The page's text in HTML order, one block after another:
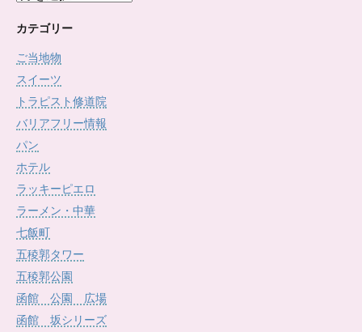
カ
ブ
カテゴリー
ご当地物
スイーツ
トラピスト修道院
バリアフリー情報
パン
ホテル
ラッキーピエロ
ラーメン・中華
七飯町
五稜郭タワー
五稜郭公園
函館 公園 広場
函館 坂シリーズ